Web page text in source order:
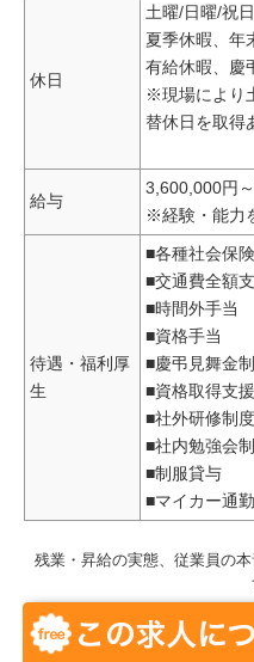
休日
土曜/日曜/祝日
夏季休暇、年
有給休暇、慶
※現場により
替休日を取得
給与
3,600,000円
※経験・能力
待遇・福利厚
生
■各種社会保
■交通費全額
■時間外手当
■資格手当
■慶弔見舞金
■資格取得支
■社外研修制度
■社内勉強会
■制服貸与
■マイカー通
残業・昇給の実態、従業員の